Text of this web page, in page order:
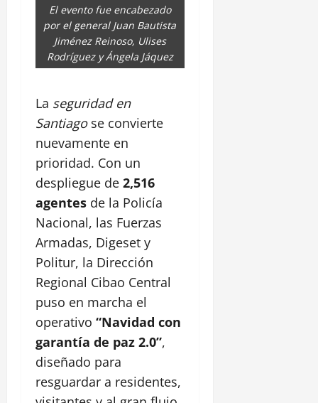
El evento fue encabezado
por el general Juan Bautista
Jiménez Reinoso, Ulises
Rodríguez y Ángela Jáquez
La seguridad en
Santiagose convierte
nuevamente en
prioridad. Con un
despliegue de 2,516
agentes de la Policía
Nacional, las Fuerzas
Armadas, Digeset y
Politur, la Dirección
Regional Cibao Central
puso en marcha el
operativo “Navidad con
garantía de paz 2.0”,
diseñado para
resguardar a residentes,